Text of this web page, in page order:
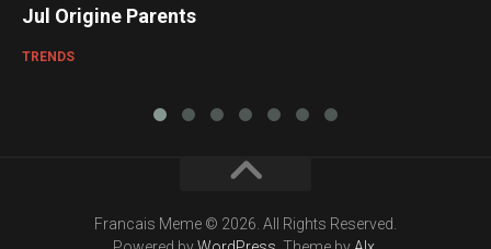
Jul Origine Parents
TRENDS
Francais Meme © 2026. All Rights Reserved.